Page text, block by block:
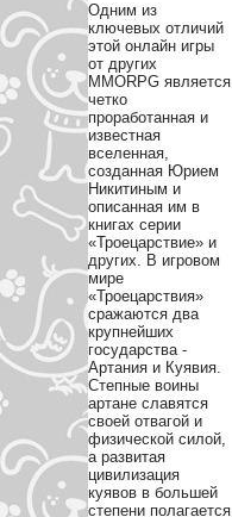
Одним из
ключевых отличий
этой онлайн игры
от других
MMORPG является
четко
проработанная и
известная
вселенная,
созданная Юрием
Никитиным и
описанная им в
книгах серии
«Троецарствие» и
других. В игровом
мире
«Троецарствия»
сражаются два
крупнейших
государства -
Артания и Куявия.
Степные воины
артане славятся
своей отвагой и
физической силой,
а развитая
цивилизация
куявов в большей
степени полагается